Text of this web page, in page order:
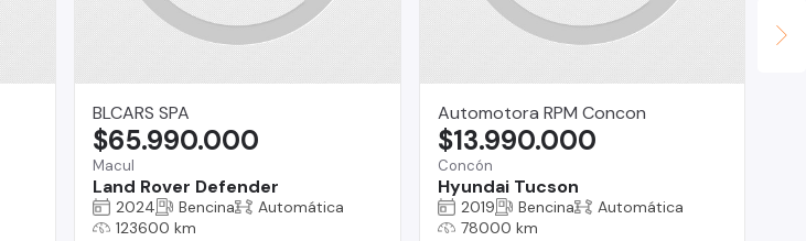
BLCARS SPA
Macul
Land Rover Defender
$65.990.000
2024 Bencina
Automática
123600 km
Automotora RPM Concon
Concón
Hyundai Tucson
$13.990.000
2019 Bencina
Automática
78000 km